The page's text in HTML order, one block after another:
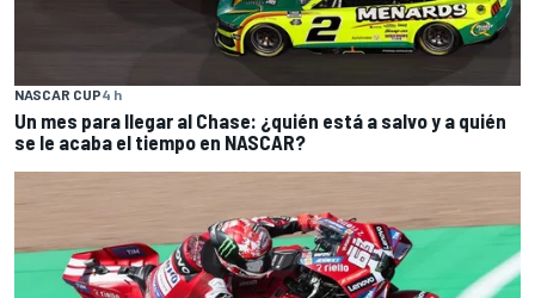
NASCAR CUP4 h
Un mes para llegar al Chase: ¿quién está a salvo y a quién
se le acaba el tiempo en NASCAR?